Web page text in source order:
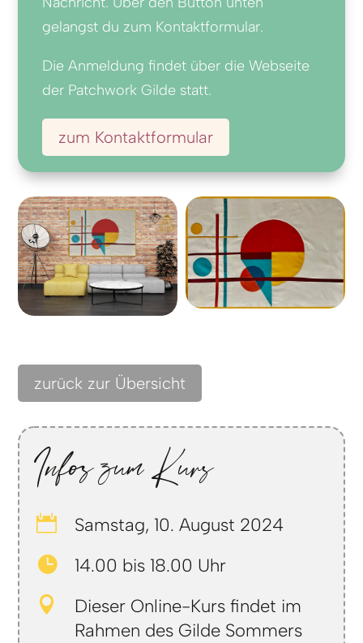
gelangst du zum Kontaktformular.
Die Anmeldung findet über die Webseite
der Patchwork Gilde statt.
zum Kontaktformular
zurück zur Übersicht
Infos zum Kurs
 Samstag, 10. August 2024
 14.00 bis 18.00 Uhr

Dieser Online-Kurs findet im
Rahmen des Gilde Sommers